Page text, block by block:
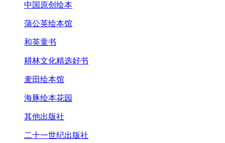
中国原创绘本
蒲公英绘本馆
和英童书
耕林文化精选好书
麦田绘本馆
海豚绘本花园
其他出版社
二十一世纪出版社